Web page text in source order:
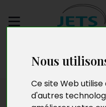
Nous
Ce site Web
d'autres
manuscrit
Presse